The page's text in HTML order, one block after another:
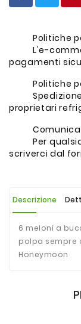
Politiche
L'e-
pagamenti
Politiche
proprietari
Per
scriverci dal
Descrizione
6 meloni a
polpa sempre
Honeymoon